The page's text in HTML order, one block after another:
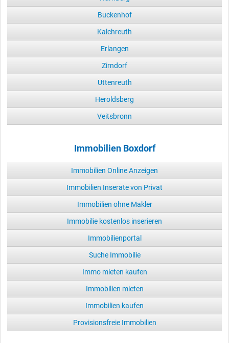
Buckenhof
Kalchreuth
Erlangen
Zirndorf
Uttenreuth
Heroldsberg
Veitsbronn
Immobilien Boxdorf
Immobilien Online Anzeigen
Immobilien Inserate von Privat
Immobilien ohne Makler
Immobilie kostenlos inserieren
Immobilienportal
Suche Immobilie
Immo mieten kaufen
Immobilien mieten
Immobilien kaufen
Provisionsfreie Immobilien